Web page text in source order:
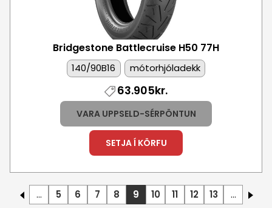
Bridgestone Battlecruise H50 77H
140/90B16 mótorhjóladekk
63.905kr.
VARA UPPSELD-SÉRPÖNTUN
SETJA Í KÖRFU
… Page
5 Page
6 Page
7 Page
8
Núverandi
9 Page
10 Page
11 Page
12 Page
13 …